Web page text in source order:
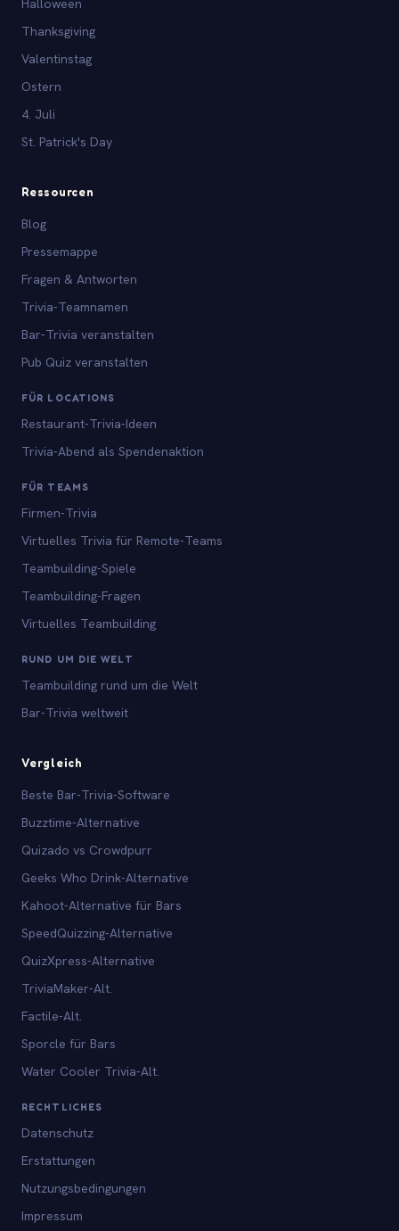
Halloween
Thanksgiving
Valentinstag
Ostern
4. Juli
St. Patrick's Day
Ressourcen
Blog
Pressemappe
Fragen & Antworten
Trivia-Teamnamen
Bar-Trivia veranstalten
Pub Quiz veranstalten
FÜR LOCATIONS
Restaurant-Trivia-Ideen
Trivia-Abend als Spendenaktion
FÜR TEAMS
Firmen-Trivia
Virtuelles Trivia für Remote-Teams
Teambuilding-Spiele
Teambuilding-Fragen
Virtuelles Teambuilding
RUND UM DIE WELT
Teambuilding rund um die Welt
Bar-Trivia weltweit
Vergleich
Beste Bar-Trivia-Software
Buzztime-Alternative
Quizado vs Crowdpurr
Geeks Who Drink-Alternative
Kahoot-Alternative für Bars
SpeedQuizzing-Alternative
QuizXpress-Alternative
TriviaMaker-Alt.
Factile-Alt.
Sporcle für Bars
Water Cooler Trivia-Alt.
RECHTLICHES
Datenschutz
Erstattungen
Nutzungsbedingungen
Impressum